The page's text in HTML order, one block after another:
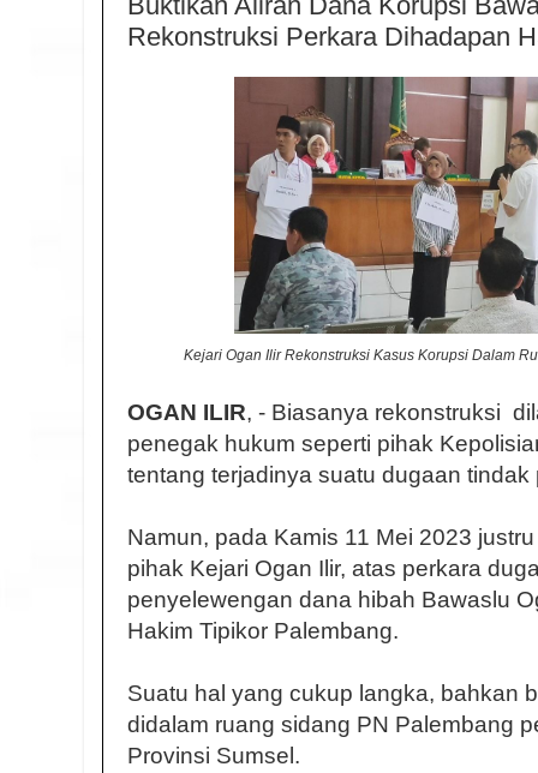
Rekonstruksi Perkara Dihadapan
Kejari Ogan Ilir Rekonstruksi Kasus Korupsi Dalam
OGAN ILIR, - Biasanya rekonstruksi
penegak hukum seperti pihak
tentang terjadinya suatu dugaan
Namun, pada Kamis 11 Mei 2023
pihak Kejari Ogan Ilir, atas perkara
penyelewengan dana hibah Bawaslu
Hakim Tipikor Palembang.
Suatu hal yang cukup langka, bahkan
didalam ruang sidang PN Palembang
Provinsi Sumsel.